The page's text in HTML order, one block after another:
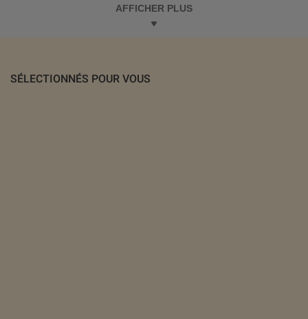
AFFICHER PLUS
SÉLECTIONNÉS POUR VOUS